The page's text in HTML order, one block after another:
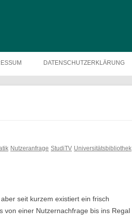
DATENSCHUTZERKLÄRUNG
Nutzeranfrage StudiTV Universitätsbibliothek
seit kurzem existiert ein frisch
von einer Nutzernachfrage bis ins Regal